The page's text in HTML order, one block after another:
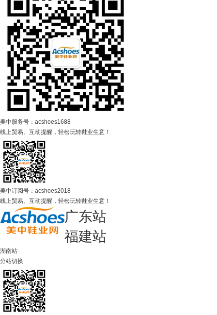
美中服务号：acshoes1688
线上贸易、互动提醒，轻松玩转鞋业生意！
美中订阅号：acshoes2018
线上贸易、互动提醒，轻松玩转鞋业生意！
广东站
福建站
湖南站
分站切换